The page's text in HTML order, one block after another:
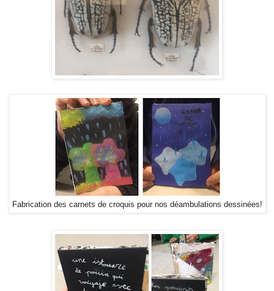
Fabrication des carnets de croquis pour nos déambulations dessinées!